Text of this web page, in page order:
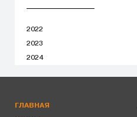
2022
2023
2024
ГЛАВНАЯ